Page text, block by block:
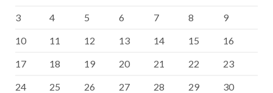
3 4 5 6 7 8
9
10
11 12 13 14 15
16
17
18 19 20 21 22
23
24
25 26 27 28 29
30